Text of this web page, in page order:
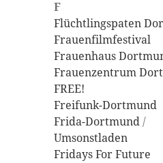
F
Flüchtlingspaten
Frauenfilmfestival
Frauenhaus
Frauenzentrum
FREE!
Freifunk-Dortmund
Frida-Dortmund/
Umsonstladen
Fridays For Future